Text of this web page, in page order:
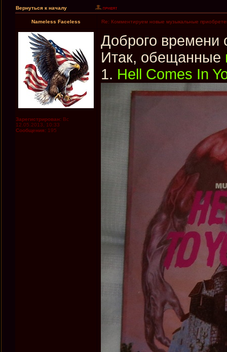
Вернуться к началу
Nameless Faceless Re: Комментируем новые музыкальные
Зарегистрирован: Вс
12.05.2013, 10:33
Сообщения: 195
Доброго времени
Итак, обещанные
1. Hell Comes In